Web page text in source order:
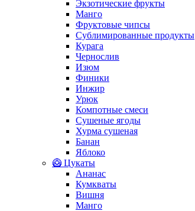
Экзотические фрукты
Манго
Фруктовые чипсы
Сублимированные продукты
Курага
Чернослив
Изюм
Финики
Инжир
Урюк
Компотные смеси
Сушеные ягоды
Хурма сушеная
Банан
Яблоко
🥝 Цукаты
Ананас
Кумкваты
Вишня
Манго